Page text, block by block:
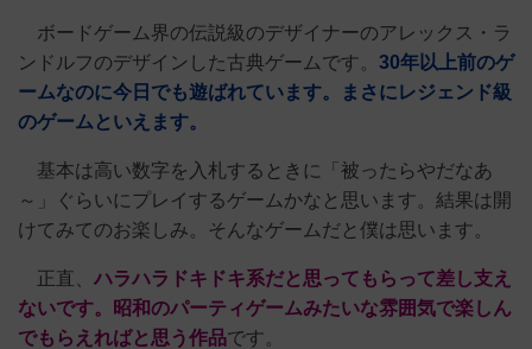
ボードゲーム界の伝説級のデザイナーのアレックス・ラ
ンドルフのデザインした古典ゲームです。 30年以上前のゲ
ームなのに今日でも遊ばれています。まさにレジェンド級
のゲームといえます。
基本は高い数字を入札するときに「被ったらやだなあ
～」ぐらいにプレイするゲームかなと思います。結果は開
けてみてのお楽しみ。そんなゲームだと僕は思います。
正直、 ハラハラドキドキ系だと思ってもらって差し支え
ないです。昭和のパーティゲームみたいな雰囲気で楽しん
でもらえればと思う作品です。